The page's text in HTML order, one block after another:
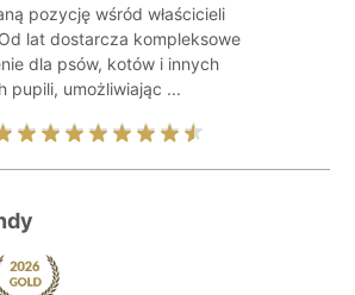
pozycję wśród właścicieli
lat dostarcza kompleksowe
dla psów, kotów i innych
pupili, umożliwiając ...